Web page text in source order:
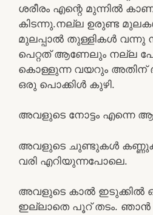
ശരീരം എന്റെ മുന്നിൽ
കിടന്നു.നല്ല ഉരുണ്ട
മുലപ്പാൽ തുള്ളികൾ വന്നു
പെറ്റത് ആണേലും നല്ല
കൊള്ളുന്ന വയറും അതിന്
ഒരു പൊക്കിൾ കുഴി.
അവളുടെ നോട്ടം എന്നെ
അവളുടെ ചുണ്ടുകൾ
വരി എറിയുന്നപോലെ.
അവളുടെ കാൽ ഇടുക്കിൽ
ഇല്ലാതെ പൂറ് തടം.